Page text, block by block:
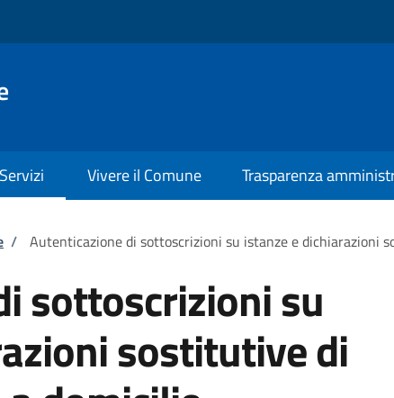
Servizi Vivere il Comune Trasparenza
/ Autenticazione di sottoscrizioni su istanze e dichiarazioni
sottoscrizioni su
sostitutive di